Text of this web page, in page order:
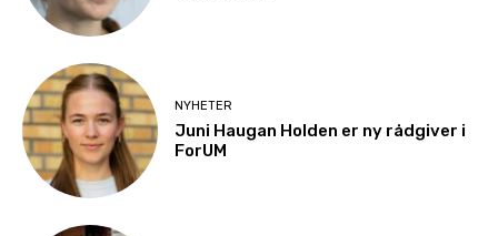
NYHETER
Juni Haugan Holden er ny rådgiver i
ForUM